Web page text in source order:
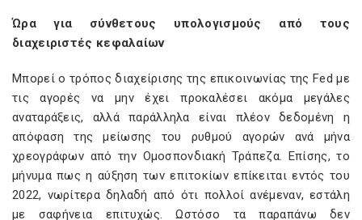
Ώρα για σύνθετους υπολογισμούς από τους
διαχειριστές κεφαλαίων
Μπορεί ο τρόπος διαχείρισης της επικοινωνίας της Fed με
τις αγορές να μην έχει προκαλέσει ακόμα μεγάλες
αναταράξεις, αλλά παράλληλα είναι πλέον δεδομένη η
απόφαση της μείωσης του ρυθμού αγορών ανά μήνα
χρεογράφων από την Ομοσπονδιακή Τράπεζα. Επίσης, το
μήνυμα πως η αύξηση των επιτοκίων επίκειται εντός του
2022, νωρίτερα δηλαδή από ότι πολλοί ανέμεναν, εστάλη
με σαφήνεια επιτυχώς. Ωστόσο τα παραπάνω δεν